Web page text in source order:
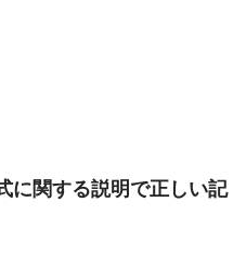
に関する説明で正しい記